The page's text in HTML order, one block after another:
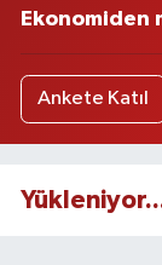
Ekonomiden
Ankete Katıl